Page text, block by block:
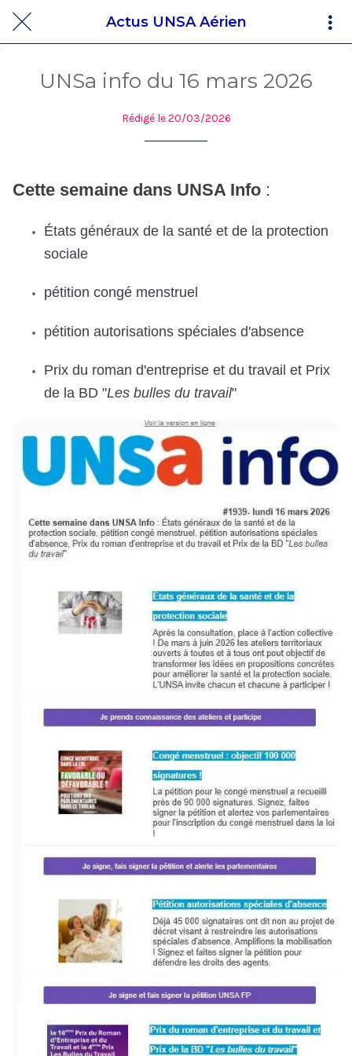
Actus UNSA Aérien
UNSa info du 16 mars 2026
Rédigé le 20/03/2026
Cette semaine dans UNSA Info :
États généraux de la santé et de la protection
sociale
pétition congé menstruel
pétition autorisations spéciales d'absence
Prix du roman d'entreprise et du travail et Prix
de la BD "Les bulles du travail"